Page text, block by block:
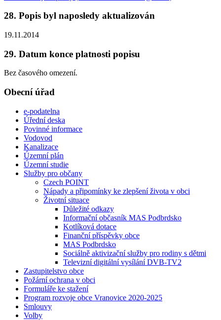
28. Popis byl naposledy aktualizován
19.11.2014
29. Datum konce platnosti popisu
Bez časového omezení.
Obecní úřad
e-podatelna
Úřední deska
Povinné informace
Vodovod
Kanalizace
Územní plán
Územní studie
Služby pro občany
Czech POINT
Nápady a připomínky ke zlepšení života v obci
Životní situace
Důležité odkazy
Informační občasník MAS Podbrdsko
Kotlíková dotace
Finanční příspěvky obce
MAS Podbrdsko
Sociálně aktivizační služby pro rodiny s dětmi
Televizní digitální vysílání DVB-TV2
Zastupitelstvo obce
Požární ochrana v obci
Formuláře ke stažení
Program rozvoje obce Vranovice 2020-2025
Smlouvy
Volby